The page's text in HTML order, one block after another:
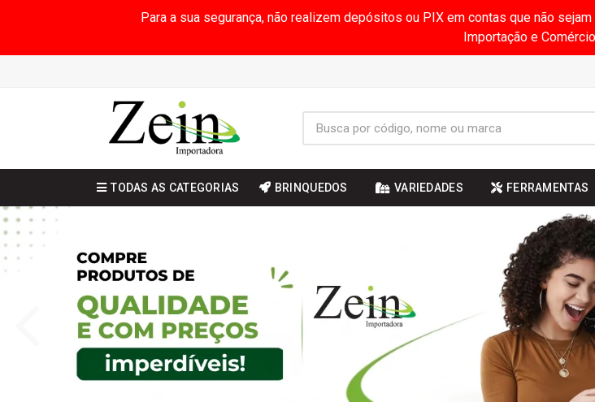
Para a sua segurança, não realizem depósitos ou PIX em contas que não
Importação e
TODAS AS CATEGORIAS BRINQUEDOS VARIEDADES FERRAMENTAS